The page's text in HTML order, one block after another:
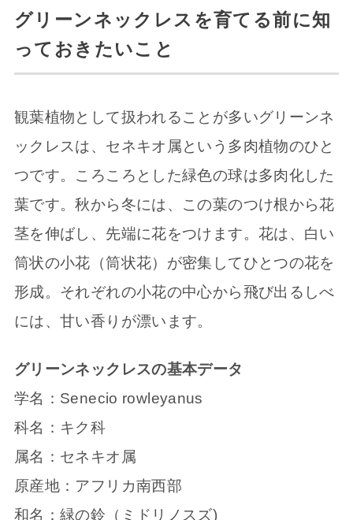
グリーンネックレスを育てる前に知
っておきたいこと
観葉植物として扱われることが多いグリーンネ
ックレスは、セネキオ属という多肉植物のひと
つです。ころころとした緑色の球は多肉化した
葉です。秋から冬には、この葉のつけ根から花
茎を伸ばし、先端に花をつけます。花は、白い
筒状の小花（筒状花）が密集してひとつの花を
形成。それぞれの小花の中心から飛び出るしべ
には、甘い香りが漂います。
グリーンネックレスの基本データ
学名：Senecio rowleyanus
科名：キク科
属名：セネキオ属
原産地：アフリカ南西部
和名：緑の鈴（ミドリノスズ)